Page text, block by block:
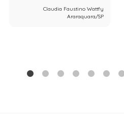
Claudia Faustino Wattfy
Araraquara/SP